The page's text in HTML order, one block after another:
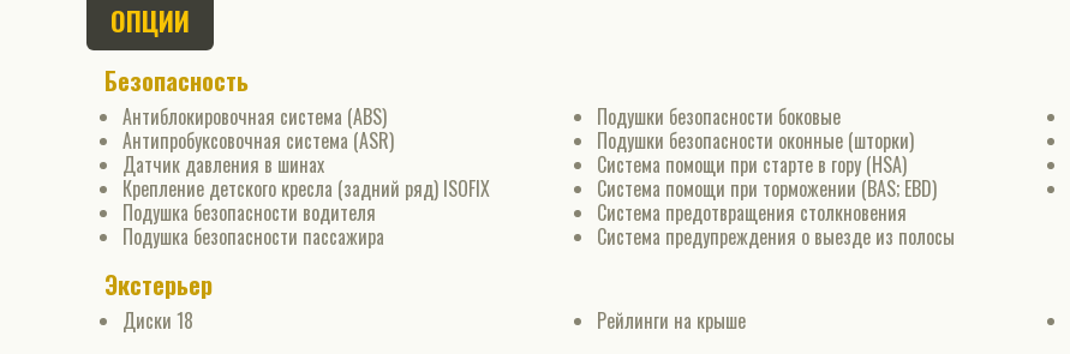
ОПЦИИ
Безопасность
Антиблокировочная система (ABS)
Антипробуксовочная система (ASR)
Датчик давления в шинах
Крепление детского кресла (задний ряд) ISOFIX
Подушка безопасности водителя
Подушка безопасности пассажира
Подушки безопасности боковые
Подушки безопасности оконные (шторки)
Система помощи при старте в гору (HSA)
Система помощи при торможении (BAS; EBD)
Система предотвращения столкновения
Система предупреждения о выезде из полосы
Экстерьер
Диски 18 Рейлинги на крыше